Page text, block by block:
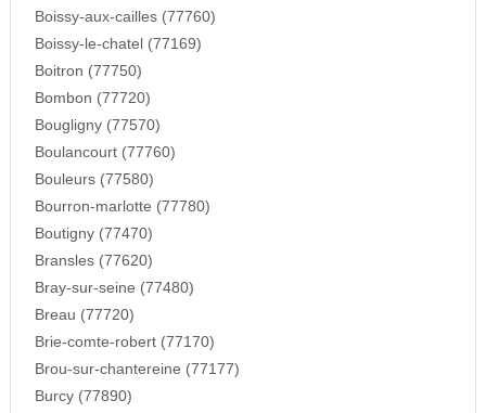
Boissy-aux-cailles (77760)
Boissy-le-chatel (77169)
Boitron (77750)
Bombon (77720)
Bougligny (77570)
Boulancourt (77760)
Bouleurs (77580)
Bourron-marlotte (77780)
Boutigny (77470)
Bransles (77620)
Bray-sur-seine (77480)
Breau (77720)
Brie-comte-robert (77170)
Brou-sur-chantereine (77177)
Burcy (77890)